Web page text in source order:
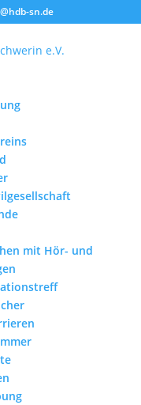
sn.de
mit Hör- und